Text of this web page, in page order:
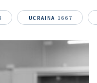
UCRAINA 1667